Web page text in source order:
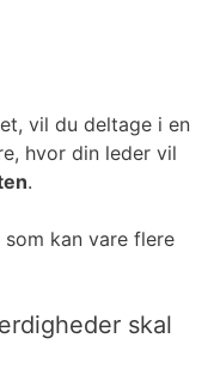
vil du deltage i en
hvor din leder vil
.
kan vare flere
skal